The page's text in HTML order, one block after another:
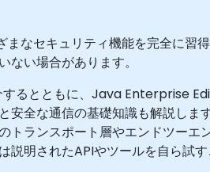
なセキュリティ機能を完全に習
い場合があります。
るとともに、Java Enterprise
全な通信の基礎知識も解説しま
ランスポート層やエンドツー
明されたAPIやツールを自ら試す